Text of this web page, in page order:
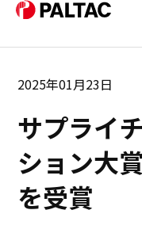
私たちについて
事業内容
事業内容
2025年01月23日
サプライ
ション大
を受賞